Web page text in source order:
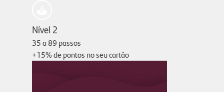
Nível 2
35 a 89 passos
+15%de pontos no seu cartão